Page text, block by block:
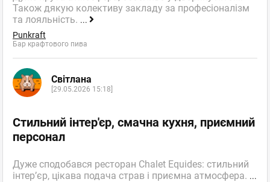
Також дякую колективу закладу за професіоналізм
та лояльність. ...
Punkraft
Бар крафтового пива
Світлана
[29.05.2026 15:18]
Стильний інтер'єр, смачна кухня, приємний
персонал
Дуже сподобався ресторан Chalet Equides: стильний
інтер’єр, цікава подача страв і приємна атмосфера. ...